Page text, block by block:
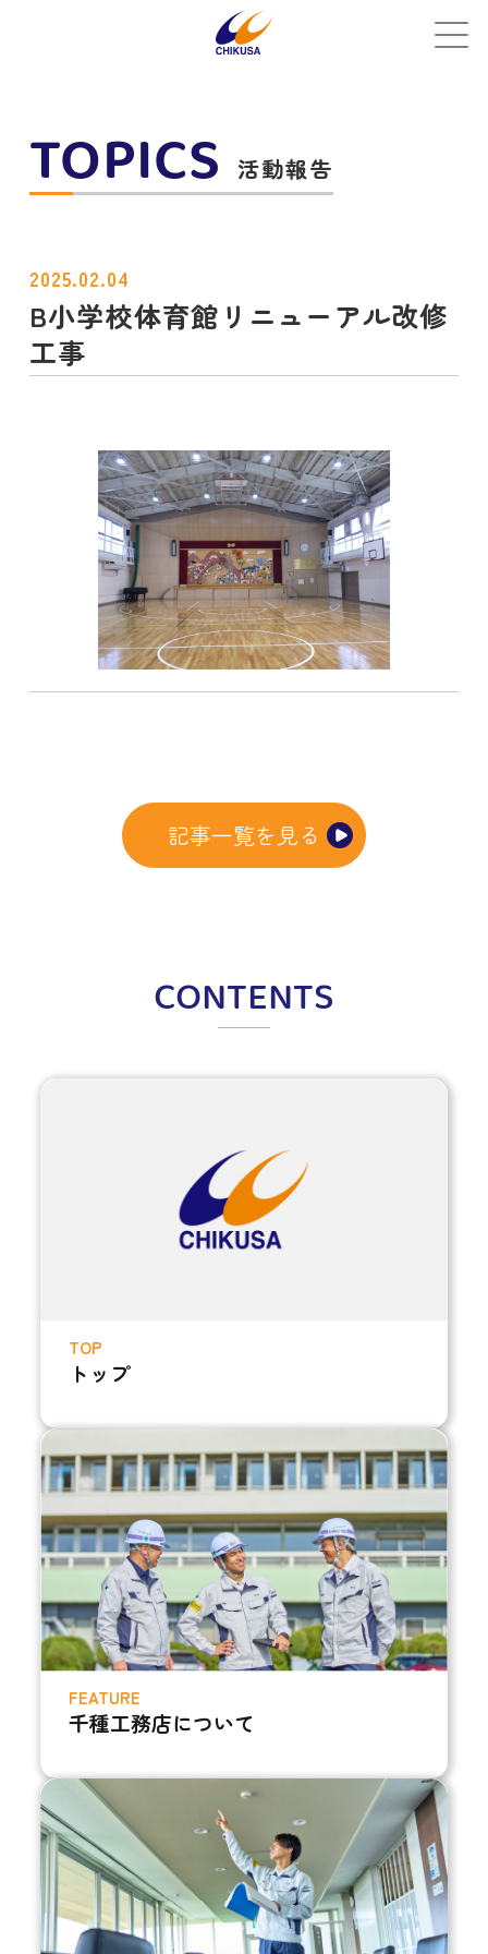
TOPICS 活動報告
2025.02.04
B小学校体育館リニューアル改修
工事
記事一覧を見る
CONTENTS
TOP
トップ
FEATURE
千種工務店について